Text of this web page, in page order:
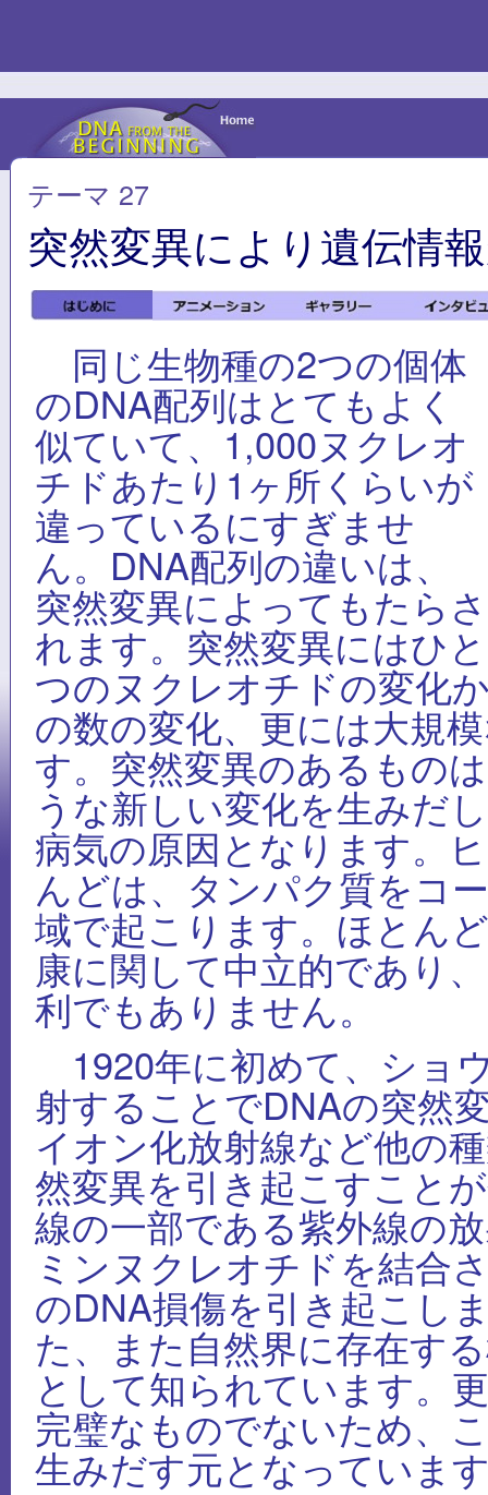
テーマ 27
突然変異により遺伝情
同じ生物種の2つの個体
のDNA配列はとてもよく
似ていて、1,000ヌクレオ
チドあたり1ヶ所くらいが
違っているにすぎませ
ん。DNA配列の違いは、
突然変異によってもたらさ
れます。突然変異にはひと
つのヌクレオチドの変化
の数の変化、更には大規
す。突然変異のあるもの
うな新しい変化を生みだ
病気の原因となります。
んどは、タンパク質をコ
域で起こります。ほとん
康に関して中立的であり
利でもありません。
1920年に初めて、ショ
射することでDNAの突然
イオン化放射線など他の
然変異を引き起こすこと
線の一部である紫外線の
ミンヌクレオチドを結合
のDNA損傷を引き起こし
た、また自然界に存在す
として知られています。
完璧なものでないため、
生みだす元となっていま